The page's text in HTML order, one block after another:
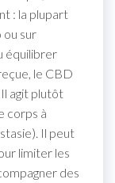
: la plupart
ou sur
équilibrer
le CBD
agit plutôt
corps à
Il peut
limiter les
des